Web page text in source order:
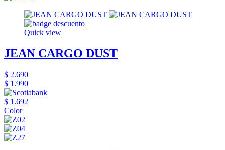
Quick view
JEAN CARGO DUST
$ 2.690
$ 1.990
$ 1.692
Color